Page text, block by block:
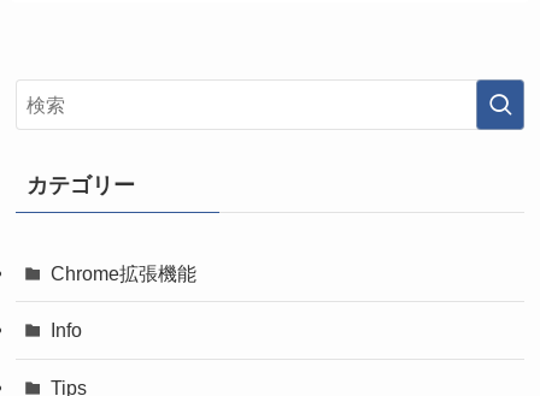
カテゴリー
Chrome拡張機能
Info
Tips